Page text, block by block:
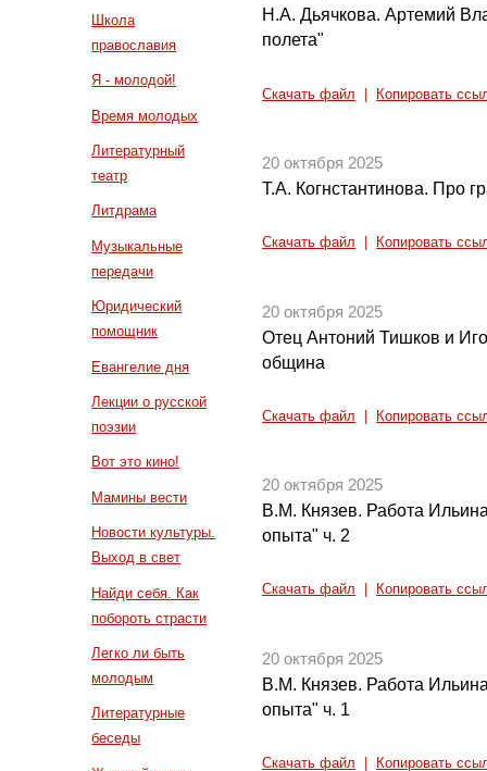
Школа
православия
Я - молодой!
Время молодых
Литературный
театр
Литдрама
Музыкальные
передачи
Юридический
помощник
Евангелие дня
Лекции о русской
поэзии
Вот это кино!
Мамины вести
Новости культуры.
Выход в свет
Найди себя. Как
побороть страсти
Легко ли быть
молодым
Литературные
беседы
Н.А. Дьячкова. Артемий
полета"
Скачать файл Копировать
20 октября 2025
Т.А. Когнстантинова. Про
Скачать файл Копировать
20 октября 2025
Отец Антоний Тишков и
община
Скачать файл Копировать
20 октября 2025
В.М. Князев. Работа
опыта" ч. 2
Скачать файл Копировать
20 октября 2025
В.М. Князев. Работа
опыта" ч. 1
Скачать файл Копировать